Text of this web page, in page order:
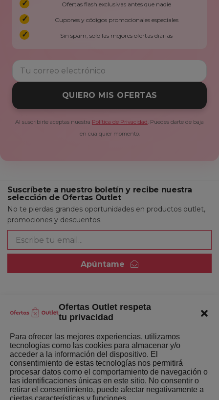
Ofertas Outlet respeta
tu privacidad
Para ofrecer las mejores experiencias, utilizamos
tecnologías como las cookies para almacenar y/o
acceder a la información del dispositivo. El
consentimiento de estas tecnologías nos permitirá
procesar datos como el comportamiento de navegación o
las identificaciones únicas en este sitio. No consentir o
retirar el consentimiento, puede afectar negativamente a
ciertas características y funciones.
Ofertas flash exclusivas antes que nadie
Cupones y códigos promocionales especiales
Sin spam, solo las mejores ofertas diarias
QUIERO MIS OFERTAS
Al suscribirte aceptas nuestra Política de Privacidad. Puedes darte de baja
en cualquier momento.
Suscríbete a nuestro boletín y recibe nuestra
selección de Ofertas Outlet
No te pierdas grandes oportunidades en productos outlet,
promociones y descuentos.
Apúntame
Quienes somos
Últimas Novedades
Mejores ofertas de la semana